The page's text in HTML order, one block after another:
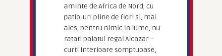
aminte de Africa de Nord, cu
patio-uri pline de flori si, mai
ales, pentru nimic in lume, nu
ratati palatul regal Alcazar –
curti interioare somptuoase,